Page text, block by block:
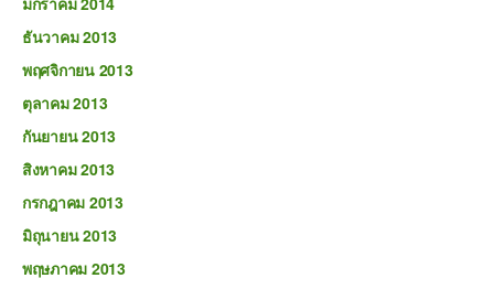
ธันวาคม 2013
พฤศจิกายน 2013
ตุลาคม 2013
กันยายน 2013
สิงหาคม 2013
กรกฎาคม 2013
มิถุนายน 2013
พฤษภาคม 2013